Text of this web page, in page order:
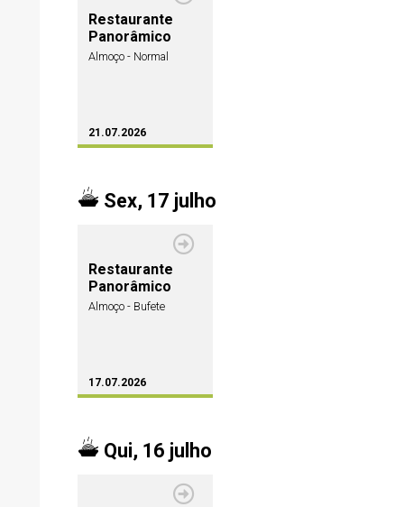
Restaurante
Panorâmico
Almoço - Normal
21.07.2026
Sex, 17 julho
Restaurante
Panorâmico
Almoço - Bufete
17.07.2026
Qui, 16 julho